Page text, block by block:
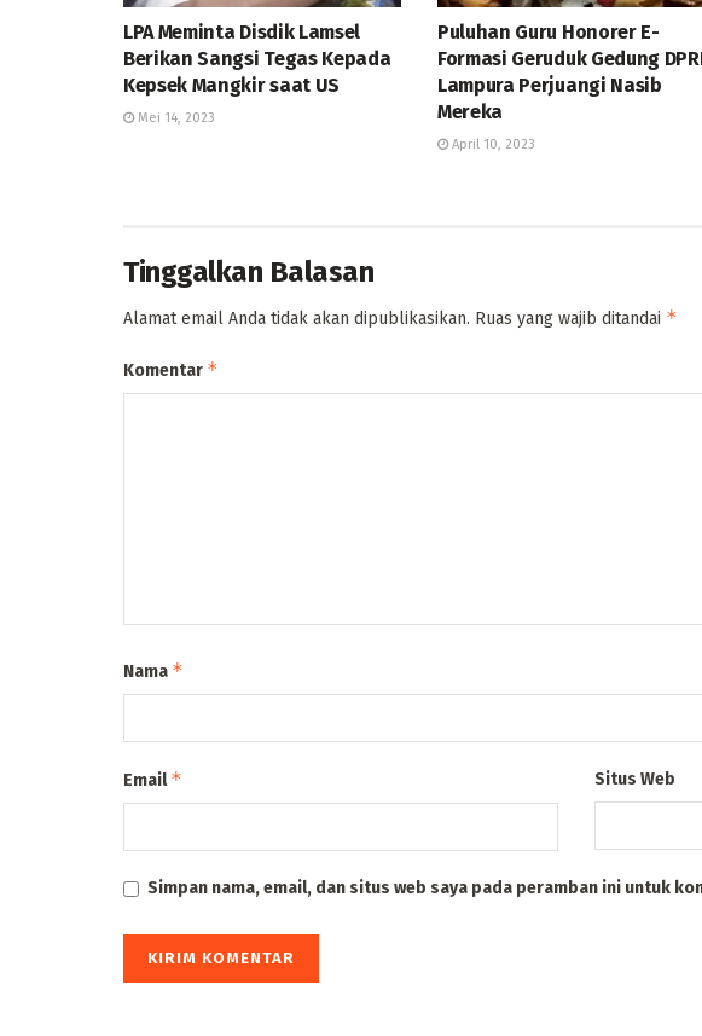
LPA Meminta Disdik Lamsel
Berikan Sangsi Tegas Kepada
Kepsek Mangkir saat US
Mei 14, 2023
Puluhan Guru Honorer E-
Formasi Geruduk Gedung
Lampura Perjuangi Nasib
Mereka
April 10, 2023
Tinggalkan Balasan
Alamat email Anda tidak akan dipublikasikan. Ruas yang wajib ditandai *
Komentar *
Nama *
Email* Situs Web
Simpan nama, email, dan situs web saya pada peramban ini untuk